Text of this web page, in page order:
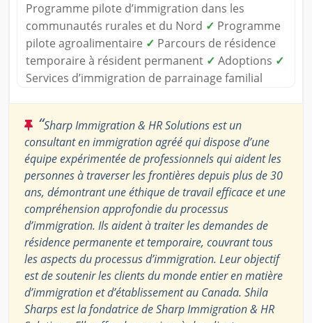
Programme pilote d’immigration dans les
communautés rurales et du Nord ✓ Programme
pilote agroalimentaire ✓ Parcours de résidence
temporaire à résident permanent ✓ Adoptions ✓
Services d’immigration de parrainage familial
“Sharp Immigration & HR Solutions est un
consultant en immigration agréé qui dispose d’une
équipe expérimentée de professionnels qui aident les
personnes à traverser les frontières depuis plus de 30
ans, démontrant une éthique de travail efficace et une
compréhension approfondie du processus
d’immigration. Ils aident à traiter les demandes de
résidence permanente et temporaire, couvrant tous
les aspects du processus d’immigration. Leur objectif
est de soutenir les clients du monde entier en matière
d’immigration et d’établissement au Canada. Shila
Sharps est la fondatrice de Sharp Immigration & HR